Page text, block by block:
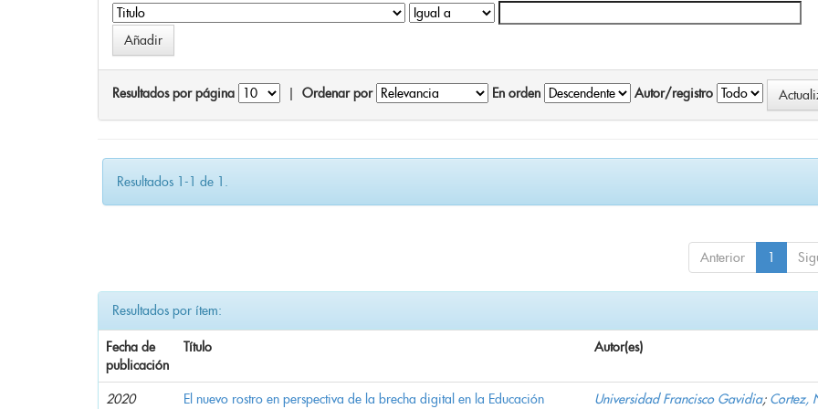
Resultados por página Ordenar por En orden Autor/registro
Resultados 1-1 de 1.
Anterior 1
Resultados por ítem:
Fecha de
publicación
Título Autor(es)
2020 El nuevo rostro en perspectiva de la brecha digital en la Educación Universidad Francisco Gavidia; Cortez,